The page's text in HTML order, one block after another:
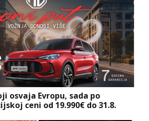
osvaja Evropu, sada po
ceni od 19.990€ do 31.8.